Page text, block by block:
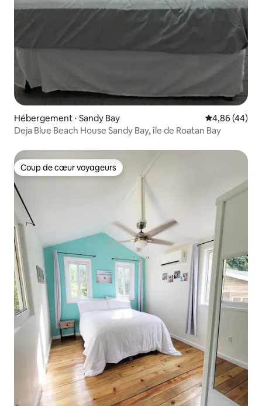
Hébergement ⋅ Sandy Bay Évaluation
4,86 (44)
Deja Blue Beach House Sandy Bay, île de Roatan Bay
Coup de cœur voyageurs
Coup de cœur voyageurs